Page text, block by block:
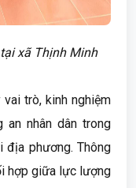
xã Thịnh Minh
trò, kinh nghiệm
nhân dân trong
phương. Thông
hợp giữa lực lượng